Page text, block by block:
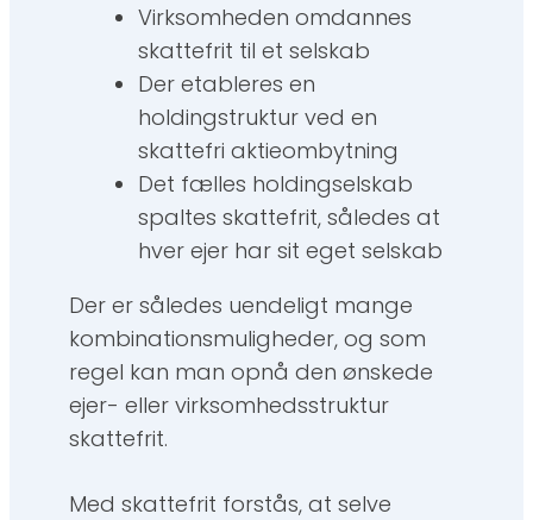
Virksomheden omdannes
skattefrit til et selskab
Der etableres en
holdingstruktur ved en
skattefri aktieombytning
Det fælles holdingselskab
spaltes skattefrit, således at
hver ejer har sit eget selskab
Der er således uendeligt mange
kombinationsmuligheder, og som
regel kan man opnå den ønskede
ejer- eller virksomhedsstruktur
skattefrit.
Med skattefrit forstås, at selve